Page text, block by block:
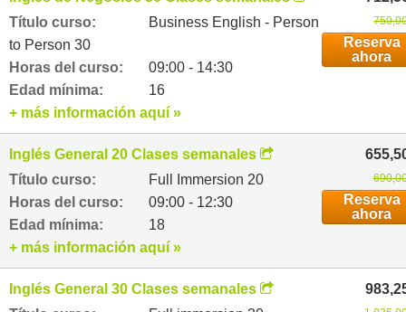
Título curso:
Business English - Person
to Person 30
Horas del curso:
09:00 - 14:30
Edad mínima:
16
Reserva
ahora
+ más información aquí »
Inglés General 20 Clases semanales
Título curso:
Full Immersion 20
Horas del curso:
09:00 - 12:30
Edad mínima:
18
Reserva
ahora
+ más información aquí »
Inglés General 30 Clases semanales